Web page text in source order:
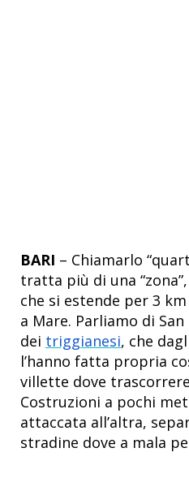
BARI – Chiamarlo
tratta più di una
che si estende per 3
a Mare. Parliamo di
dei triggianesi, che
l’hanno fatta propria
villette dove
Costruzioni a pochi
attaccata all’altra,
stradine dove a mala